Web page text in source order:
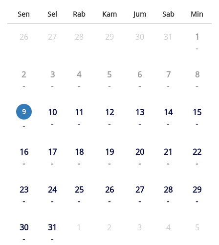
Sen Sel Rab Kam Jum Sab Min
26 27 28 29 30 31 1
-
2
-
3
-
4
-
5
-
6
-
7
-
8
-
9
-
10
-
11
-
12
-
13
-
14
-
15
-
16
-
17
-
18
-
19
-
20
-
21
-
22
-
23
-
24
-
25
-
26
-
27
-
28
-
29
-
30
-
31
-
1 2 3 4 5